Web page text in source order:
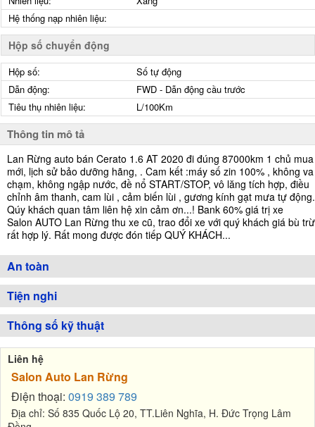
Hệ thống nạp nhiên liệu:
Hộp số chuyển động
Hộp số:
Số tự động
Dẫn động:
FWD - Dẫn động cầu trước
Tiêu thụ nhiên liệu:
L/100Km
Thông tin mô tả
Lan Rừng auto bán Cerato 1.6 AT 2020 đi đúng 87000km 1 chủ mua
mới, lịch sử bảo dưỡng hãng, . Cam kết :máy số zin 100% , không va
chạm, không ngập nước, đề nổ START/STOP, vô lăng tích hợp, điều
chỉnh âm thanh, cam lùi , cảm biến lùi , gương kính gạt mưa tự động.
Qúy khách quan tâm liên hệ xin cảm ơn...! Bank 60% giá trị xe
Salon AUTO Lan Rừng thu xe cũ, trao đổi xe với quý khách giá bù trừ
rất hợp lý. Rất mong được đón tiếp QUÝ KHÁCH...
An toàn
Tiện nghi
Thông số kỹ thuật
Liên hệ
Salon Auto Lan Rừng
Điện thoại: 0919 389 789
Địa chỉ: Số 835 Quốc Lộ 20, TT.Liên Nghĩa, H. Đức Trọng Lâm